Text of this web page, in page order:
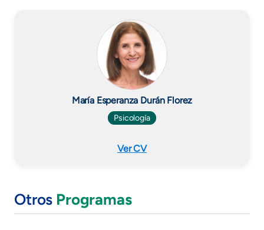
María Esperanza Durán Florez
Psicología
Ver CV
Otros Programas